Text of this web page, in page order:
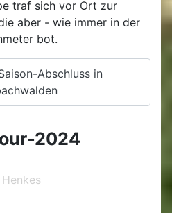
traf sich vor Ort zur
aber - wie immer in der
bot.
Abschluss in
2024